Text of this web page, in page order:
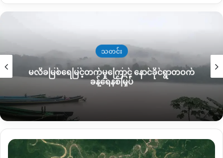
ဟုတ်တယ်။ သားအမိ နှစ်ယောက်စလုံး ဖမ်းတာတော့ မဟုတ်
ဒေသခံများ၏ ပြောဆိုချက်အရ KIA ဘက်သို့ ဝင်သွားသည့်
မိန်းကလေး ၂ဦးသည် မိမိသဘောဆန္ဒဖြင့် ဝင်ရောက်သွားခြင်းသာ
ဖြစ်သောကြောင့် ဆရာမဒေါလဘောင်ခေါညွယ်နှင့် မသက်ဆိုင်
ဆရာမလဘောင်ဒေါခေါညွယ်ကို ဇွန်လ ၁ရက်နေ့ နံနက်ပိုင်း ၁၀နာရီ
ဝန်းကျင်တွင် ရဲနဲ့စစ်သား အင်အား၂၀ ခန့်ကလာရောက်ဖမ်းဆီးသွား
သည်။
သတင်း
မလိခမြစ်ရေမြင့်တက်မှုကြောင့် နောင်ခိုင်ရွာတဝက်
ခန့်ရေနစ်မြှပ်
တ